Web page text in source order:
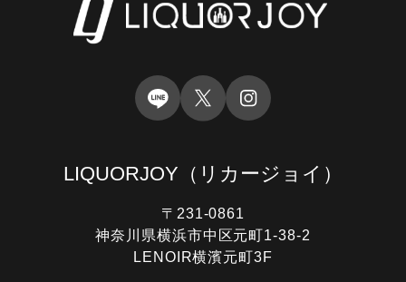
LIQUORJOY （リカージョイ）
〒231-0861
神奈川県横浜市中区元町1-38-2
LENOIR横濱元町3F